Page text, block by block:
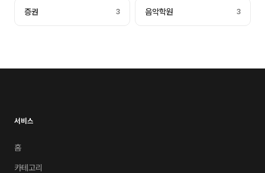
증권 3 음악학원 3
서비스
홈
카테고리